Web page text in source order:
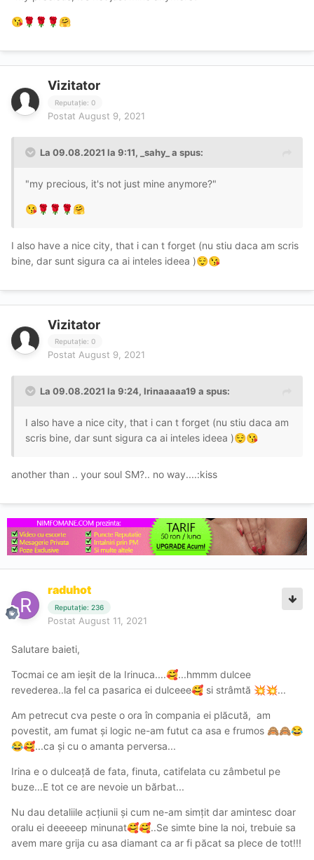
😘🌹 🌹 🌹🤗
Vizitator
Reputație: 0
Postat August 9, 2021
La 09.08.2021 la 9:11, _sahy_ a spus:
"my precious, it's not just mine anymore?"
😘🌹 🌹 🌹🤗
I also have a nice city, that i can t forget (nu stiu daca am scris
bine, dar sunt sigura ca ai inteles ideea )😌😘
Vizitator
Reputație: 0
Postat August 9, 2021
La 09.08.2021 la 9:24, Irinaaaaa19 a spus:
I also have a nice city, that i can t forget (nu stiu daca am
scris bine, dar sunt sigura ca ai inteles ideea )😌😘
another than .. your soul SM?.. no way....:kiss
raduhot
Reputație: 236
Postat August 11, 2021
Salutare baieti,
Tocmai ce am ieșit de la Irinuca....🥰...hmmm dulcee
revederea..la fel ca pasarica ei dulceee🥰 si strâmtă 💥💥...
Am petrecut cva peste o ora în compania ei plăcută, am
povestit, am fumat și logic ne-am futut ca asa e frumos 🙈🙈😂
😂🥰...ca și cu o amanta perversa...
Irina e o dulceață de fata, finuta, catifelata cu zâmbetul pe
buze...E tot ce are nevoie un bărbat...
Nu dau detaliile acțiunii și cum ne-am simțit dar amintesc doar
oralu ei deeeeep minunat🥰🥰..Se simte bine la noi, trebuie sa
avem mare grija cu asa diamant ca ar fi păcat sa plece de tot!!!